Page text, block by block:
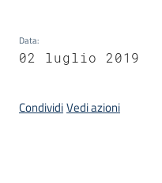
Data:
02 luglio 2019
CondividiVedi azioni